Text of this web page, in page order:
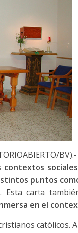
contextos
puntos
Esta carta
en el
católicos.